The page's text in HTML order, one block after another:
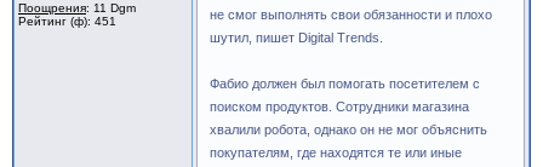
Поощрения: 11 Dgm
Рейтинг (ф): 451
не смог выполнять свои обязанности и плохо
шутил, пишет Digital Trends.
Фабио должен был помогать посетителем с
поиском продуктов. Сотрудники магазина
хвалили робота, однако он не мог объяснить
покупателям, где находятся те или иные